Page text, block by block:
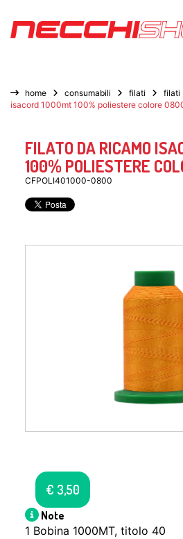
home consumabili filati filati
isacord 1000mt 100% poliestere colore
FILATO DA RICAMO
100% POLIESTERE
CFPOLI401000-0800
€ 3,50
Note
1 Bobina 1000MT, titolo 40